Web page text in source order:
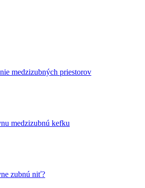
medzizubných priestorov
medzizubnú kefku
zubnú niť?